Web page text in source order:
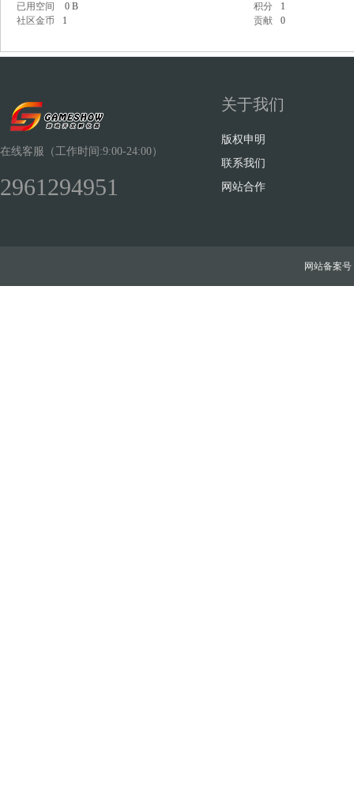
ow
已用空间
0 B 积分
1
社区金币
1 贡献 0
在线客服（工作时间:9:00-24:00）
2961294951
关于我们
版权申明
联系我们
网站合作
网站备案号